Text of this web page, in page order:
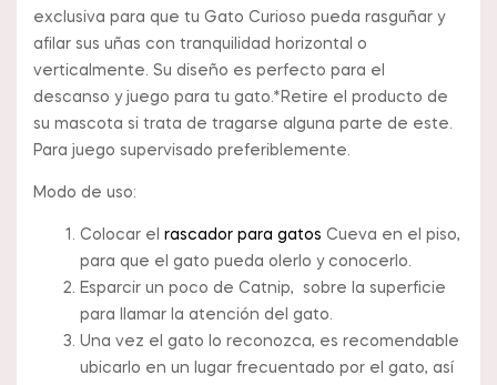
exclusiva para que tu Gato Curioso pueda rasguñar y
afilar sus uñas con tranquilidad horizontal o
verticalmente. Su diseño es perfecto para el
descanso y juego para tu gato.*Retire el producto de
su mascota si trata de tragarse alguna parte de este.
Para juego supervisado preferiblemente.
Modo de uso:
Colocar el rascador para gatos Cueva en el piso,
para que el gato pueda olerlo y conocerlo.
Esparcir un poco de Catnip, sobre la superficie
para llamar la atención del gato.
Una vez el gato lo reconozca, es recomendable
ubicarlo en un lugar frecuentado por el gato, así